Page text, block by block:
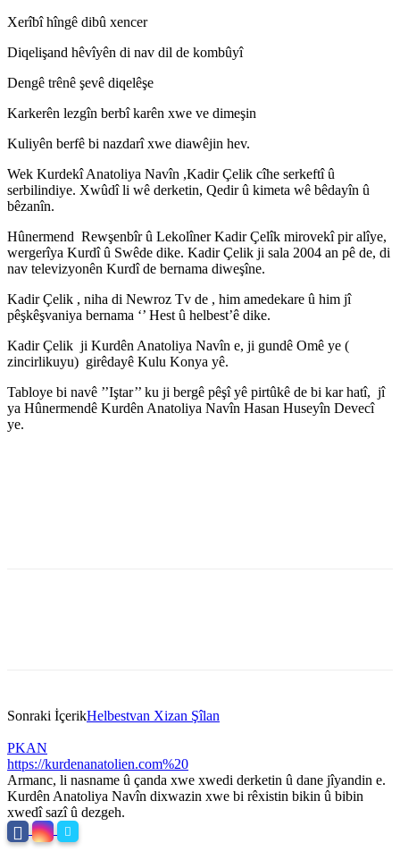
Xerîbî hîngê dibû xencer
Diqelişand hêvîyên di nav dil de kombûyî
Dengê trênê şevê diqelêşe
Karkerên lezgîn berbî karên xwe ve dimeşin
Kuliyên berfê bi nazdarî xwe diawêjin hev.
Wek Kurdekî Anatoliya Navîn ,Kadir Çelik cîhe serkeftî û
serbilindiye. Xwûdî li wê derketin, Qedir û kimeta wê bêdayîn û
bêzanîn.
Hûnermend Rewşenbîr û Lekolîner Kadir Çelîk mirovekî pir alîye,
wergerîya Kurdî û Swêde dike. Kadir Çelik ji sala 2004 an pê de, di
nav televizyonên Kurdî de bernama diweşîne.
Kadir Çelik , niha di Newroz Tv de , him amedekare û him jî
pêşkêşvaniya bernama ‘’ Hest û helbest’ê dike.
Kadir Çelik ji Kurdên Anatoliya Navîn e, ji gundê Omê ye (
zincirlikuyu) girêdayê Kulu Konya yê.
Tabloye bi navê ’’Iştar’’ ku ji bergê pêşî yê pirtûkê de bi kar hatî, jî
ya Hûnermendê Kurdên Anatoliya Navîn Hasan Huseyîn Devecî
ye.
Sonraki İçerikHelbestvan Xizan Şîlan
PKAN
https://kurdenanatolien.com%20
Armanc, li nasname û çanda xwe xwedi derketin û dane jîyandin e.
Kurdên Anatoliya Navîn dixwazin xwe bi rêxistin bikin û bibin
xwedî sazî û dezgeh.